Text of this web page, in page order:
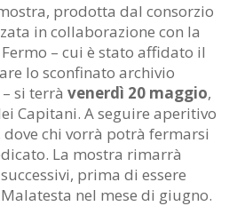
prodotta dal consorzio
in collaborazione con la
– cui è stato affidato il
lo sconfinato archivio
si terrà venerdì 20 maggio,
Capitani. A seguire aperitivo
chi vorrà potrà fermarsi
La mostra rimarrà
prima di essere
nel mese di giugno.